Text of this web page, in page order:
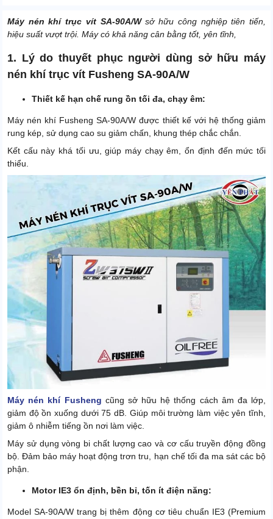
Máy nén khí trục vít SA-90A/Wsở hữu công nghiệp tiên tiến,
hiệu suất vượt trội. Máy có khả năng cân bằng tốt, yên tĩnh,
1. Lý do thuyết phục người dùng sở hữu máy
nén khí trục vít Fusheng SA-90A/W
Thiết kế hạn chế rung ồn tối đa, chạy êm:
Máy nén khí Fusheng SA-90A/W được thiết kế với hệ thống giảm
rung kép, sử dụng cao su giảm chấn, khung thép chắc chắn.
Kết cấu này khá tối ưu, giúp máy chạy êm, ổn định đến mức tối
thiểu.
Máy nén khí Fusheng cũng sở hữu hệ thống cách âm đa lớp,
giảm độ ồn xuống dưới 75 dB. Giúp môi trường làm việc yên tĩnh,
giảm ô nhiễm tiếng ồn nơi làm việc.
Máy sử dụng vòng bi chất lượng cao và cơ cấu truyền động đồng
bộ. Đảm bảo máy hoạt động trơn tru, hạn chế tối đa ma sát các bộ
phận.
Motor IE3 ổn định, bền bỉ, tốn ít điện năng:
Model SA-90A/W trang bị thêm động cơ tiêu chuẩn IE3 (Premium